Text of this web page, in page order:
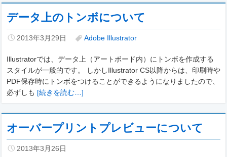
データ上のトンボについて
2013年3月29日 Adobe Illustrator
Illustratorでは、データ上（アートボード内）にトンボを作成する
スタイルが一般的です。 しかしIllustrator CS以降からは、印刷時や
PDF保存時にトンボをつけることができるようになりましたので、
必ずしも [続きを読む…]
オーバープリントプレビューについて
2013年3月26日